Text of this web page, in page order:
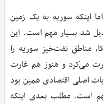
اینکه سوریه به یک زمین
شد بسیار مهم است. این
مناطق نفت‌خیز سوریه را
می‌کرد و هنوز هم غارت
اصلی اقتصادی همین بود
است. مطلب بعدی اینکه